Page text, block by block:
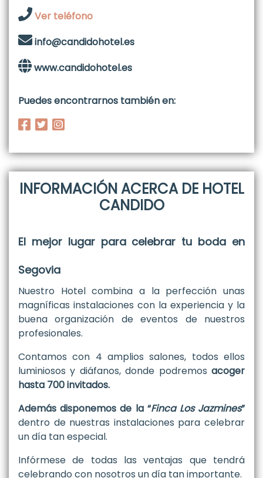
Ver teléfono
info@candidohotel.es
www.candidohotel.es
Puedes encontrarnos también en:
INFORMACIÓN ACERCA DE HOTEL
CANDIDO
El mejor lugar para celebrar tu boda en
Segovia
Nuestro Hotel combina a la perfección unas
magníficas instalaciones con la experiencia y la
buena organización de eventos de nuestros
profesionales.
Contamos con 4 amplios salones, todos ellos
luminiosos y diáfanos, donde podremos acoger
hasta 700 invitados.
Además disponemos de la “Finca Los Jazmines”
dentro de nuestras instalaciones para celebrar
un día tan especial.
Infórmese de todas las ventajas que tendrá
celebrando con nosotros un día tan importante.